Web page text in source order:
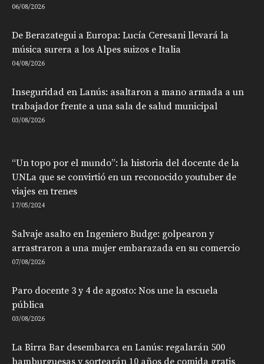
06/08/2026
De Berazategui a Europa: Lucía Ceresani llevará la
música surera a los Alpes suizos e Italia
04/08/2026
Inseguridad en Lanús: asaltaron a mano armada a un
trabajador frente a una sala de salud municipal
03/08/2026
“Un topo por el mundo”: la historia del docente de la
UNLa que se convirtió en un reconocido youtuber de
viajes en trenes
17/05/2024
Salvaje asalto en Ingeniero Budge: golpearon y
arrastraron a una mujer embarazada en su comercio
07/08/2026
Paro docente 3 y 4 de agosto: Nos une la escuela
pública
03/08/2026
La Birra Bar desembarca en Lanús: regalarán 500
hamburguesas y sortearán 10 años de comida gratis